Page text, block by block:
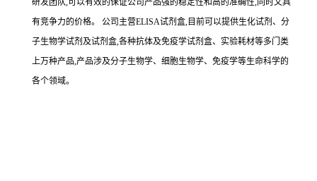
研发团队,可以有效的保证公司产品强的稳定性和高的准确性,同时又具
有竞争力的价格。
公司主营ELISA试剂盒,目前可以提供生化试剂、分
子生物学试剂及试剂盒,各种抗体及免疫学试剂盒、实验耗材等多门类
上万种产品,产品涉及分子生物学、细胞生物学、免疫学等生命科学的
各个领域。